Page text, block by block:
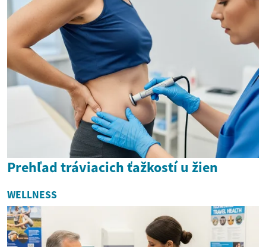
Prehľad tráviacich ťažkostí u žien
WELLNESS